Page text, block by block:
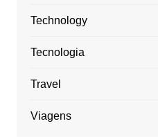
Technology
Tecnologia
Travel
Viagens